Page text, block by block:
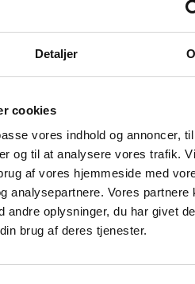
Detaljer
cookies
vores indhold og annoncer,
og til at analysere vores trafik.
af vores hjemmeside med
analysepartnere. Vores partnere
andre oplysninger, du har givet
brug af deres tjenester.
i din byggesag